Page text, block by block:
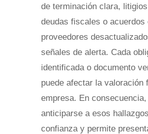
de terminación clara,
deudas fiscales o acuerdos
proveedores
señales de alerta. Cada
identificada o documento
puede afectar la valoración
empresa. En consecuencia,
anticiparse a esos
confianza y permite